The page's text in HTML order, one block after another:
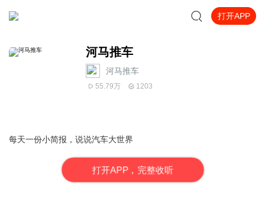
打开APP
河马推车
河马推车
55.79万 1203
每天一份小简报，说说汽车大世界
打开APP，完整收听